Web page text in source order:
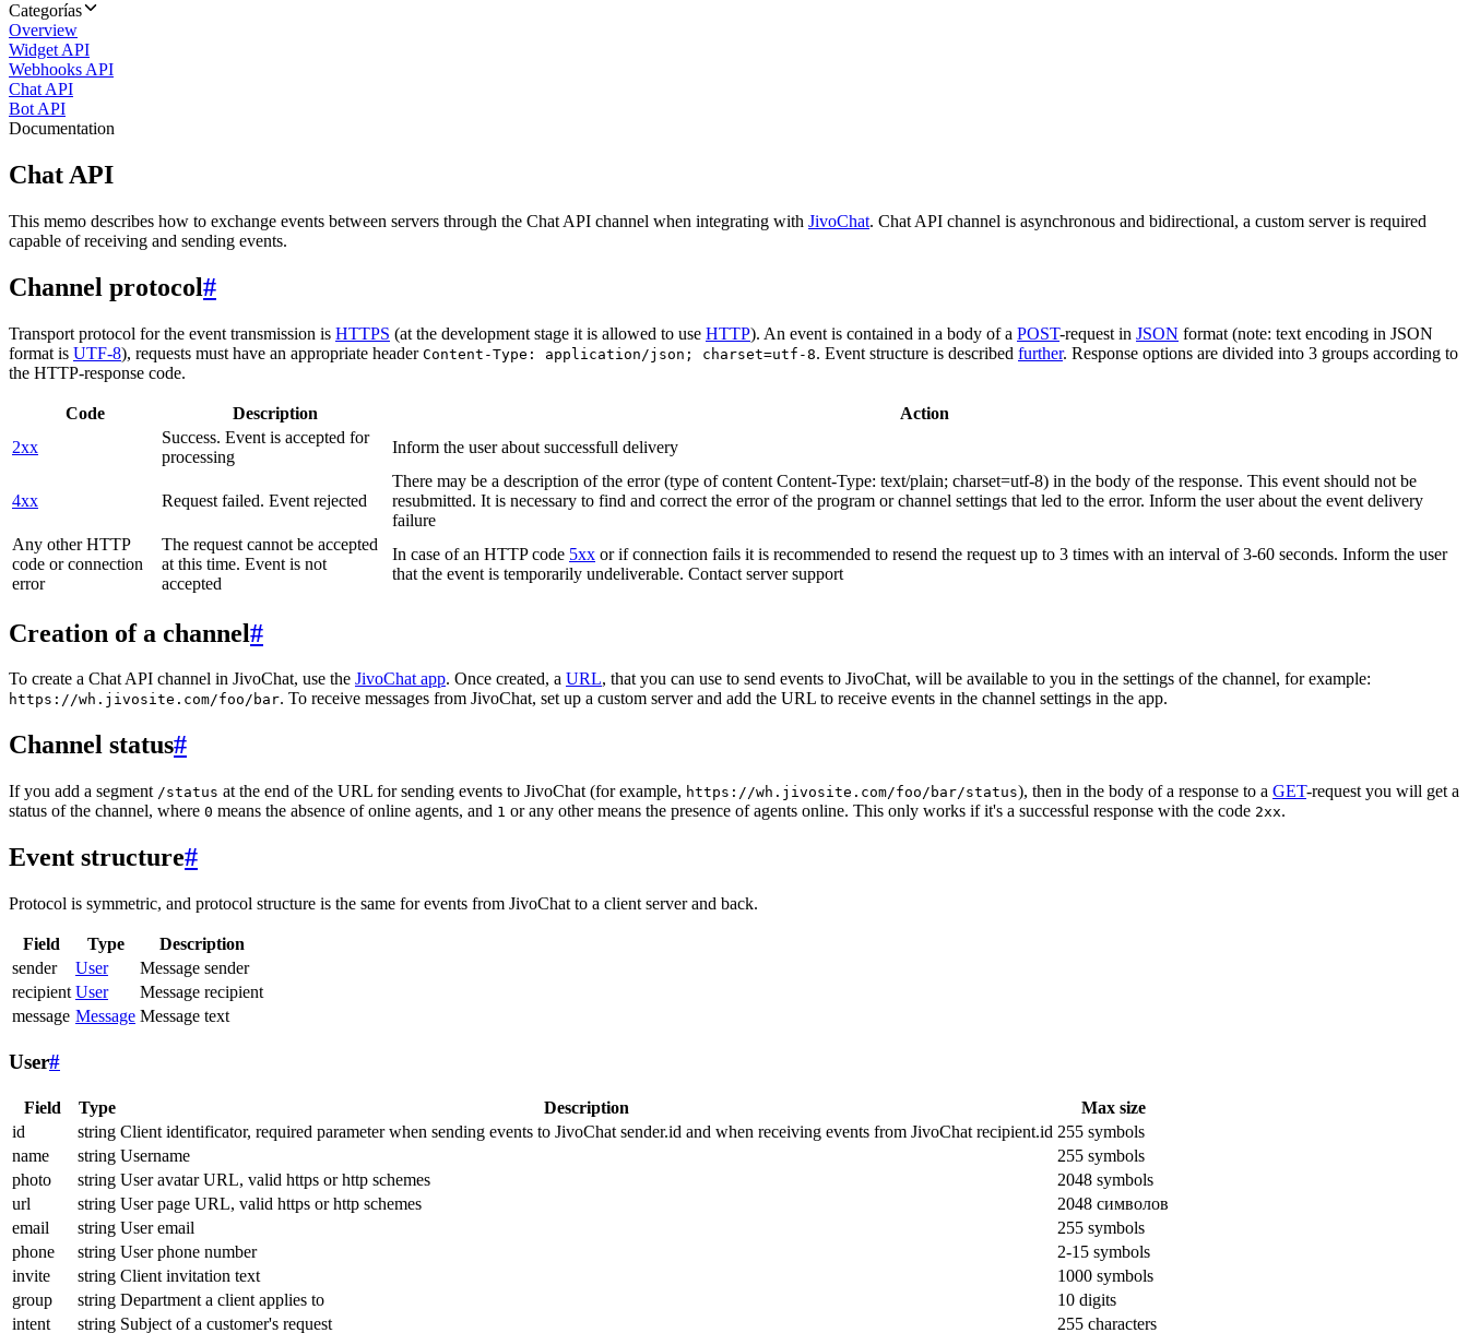
Categorías
Overview
Widget API
Webhooks API
Chat API
Bot API
Documentation
Chat API
This memo describes how to exchange events between servers through the Chat API channel when integrating with JivoChat. Chat API channel is asynchronous and bidirectional, a custom server is required
capable of receiving and sending events.
Channel protocol#
Transport protocol for the event transmission is HTTPS (at the development stage it is allowed to use HTTP). An event is contained in a body of a POST-request in JSON format (note: text encoding in JSON
format is UTF-8), requests must have an appropriate header Content-Type: application/json; charset=utf-8. Event structure is described further. Response options are divided into 3 groups according to
the HTTP-response code.
Code Description
Action
2xx
Success. Event is accepted for
processing
Inform the user about successfull delivery
4xx Request failed. Event rejected
There may be a description of the error (type of content Content-Type: text/plain; charset=utf-8) in the body of the response. This event should not be
resubmitted. It is necessary to find and correct the error of the program or channel settings that led to the error. Inform the user about the event delivery
failure
Any other HTTP
code or connection
error
The request cannot be accepted
at this time. Event is not
accepted
In case of an HTTP code 5xx or if connection fails it is recommended to resend the request up to 3 times with an interval of 3-60 seconds. Inform the user
that the event is temporarily undeliverable. Contact server support
Creation of a channel#
To create a Chat API channel in JivoChat, use the JivoChat app. Once created, a URL, that you can use to send events to JivoChat, will be available to you in the settings of the channel, for example:
https://wh.jivosite.com/foo/bar. To receive messages from JivoChat, set up a custom server and add the URL to receive events in the channel settings in the app.
Channel status#
If you add a segment /status at the end of the URL for sending events to JivoChat (for example, https://wh.jivosite.com/foo/bar/status), then in the body of a response to a GET-request you will get a
status of the channel, where 0 means the absence of online agents, and 1 or any other means the presence of agents online. This only works if it's a successful response with the code 2xx.
Event structure#
Protocol is symmetric, and protocol structure is the same for events from JivoChat to a client server and back.
Field Type
Description
sender
User
Message sender
recipient User
Message recipient
message Message Message text
User#
Field Type Description
Max size
id
string Client identificator, required parameter when sending events to JivoChat sender.id and when receiving events from JivoChat recipient.id 255 symbols
name
string Username
255 symbols
photo
string User avatar URL, valid https or http schemes
2048 symbols
url
string User page URL, valid https or http schemes
2048 символов
email
string User email
255 symbols
phone
string User phone number
2-15 symbols
invite
string Client invitation text
1000 symbols
group
string Department a client applies to
10 digits
intent
string Subject of a customer's request 255 characters